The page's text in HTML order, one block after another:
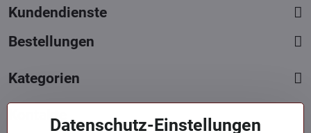
Kundendienste
Bestellungen
Kategorien
KontakteDatenschutz-Einstellungen